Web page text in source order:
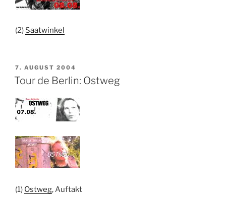
(2) Saatwinkel
VERÖFFENTLICHT
AM
7. AUGUST 2004
Tour de Berlin: Ostweg
(1) Ostweg, Auftakt